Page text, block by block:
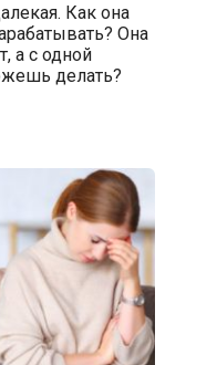
Как она
Она
а с одной
делать?